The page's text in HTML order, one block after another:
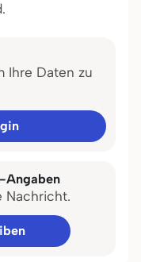
Ihre Daten zu
Angaben
Nachricht.